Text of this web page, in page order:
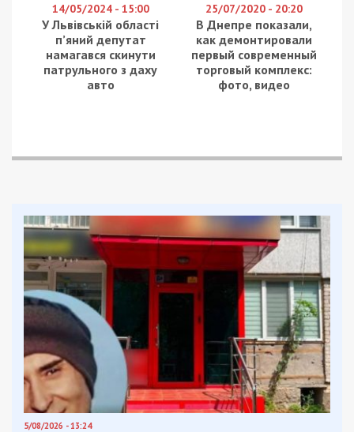
14/05/2024 - 15:00
У Львівській області
п’яний депутат
намагався скинути
патрульного з даху
авто
25/07/2020 - 20:20
В Днепре показали,
как демонтировали
первый современный
торговый комплекс:
фото, видео
5/08/2026 - 13:24